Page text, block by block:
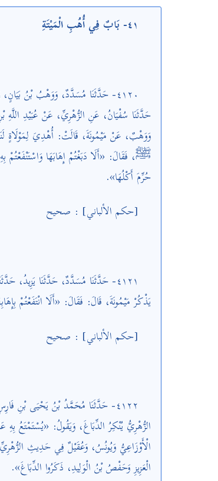
٤١- بَابٌ فِي أُهُبِ الْمَيْتَةِ
٤١٢٠- حَدَّثَنَا مُسَدَّدٌ، وَوَهْبُ بْنُ
حَدَّثَنَا سُفْيَانُ، عَنِ الزُّهْرِيِّ، عَنْ عُبَيْدِ
وَوَهْبٌ، عَنْ مَيْمُونَةَ، قَالَتْ: أُهْدِيَ لِمَوْلَاةٍ
ﷺ، فَقَالَ: «أَلَا دَبَغْتُمْ إِهَابَهَا وَاسْتَنْفَعْتُمْ
حُرِّمَ أَكْلُهَا».
[حكم الألباني] : صحيح
٤١٢١- حَدَّثَنَا مُسَدَّدٌ، حَدَّثَنَا
يَذْكُرْ مَيْمُونَةَ، قَالَ: فَقَالَ: «أَلَا انْتَفَعْتُمْ
[حكم الألباني] : صحيح
٤١٢٢- حَدَّثَنَا مُحَمَّدُ بْنُ يَحْيَى بْنِ
الزُّهْرِيُّ يُنْكِرُ الدِّبَاغَ، وَيَقُولُ: «يُسْتَمْتَعُ
الْأَوْزَاعِيُّ وَيُونُسُ، وَعُقَيْلٌ فِي حَدِيثِ
الْعَزِيزِ وَحَفْصُ بْنُ الْوَلِيدِ، ذَكَرُوا الدِّبَاغَ».